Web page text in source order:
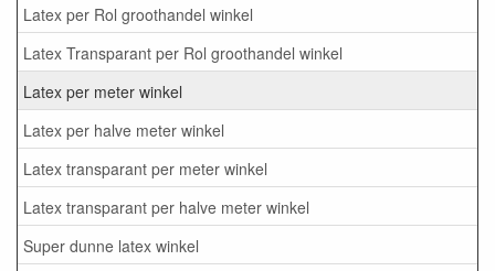
Latex per Rol groothandel winkel
Latex Transparant per Rol groothandel winkel
Latex per meter winkel
Latex per halve meter winkel
Latex transparant per meter winkel
Latex transparant per halve meter winkel
Super dunne latex winkel